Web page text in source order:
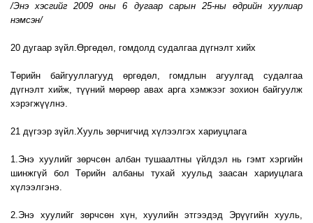
/Энэ хэсгийг 2009 оны 6 дугаар сарын 25-ны өдрийн хуулиар
нэмсэн/
20 дугаар зүйл.Өргөдөл, гомдолд судалгаа дүгнэлт хийх
Төрийн байгууллагууд өргөдөл, гомдлын агуулгад судалгаа
дүгнэлт хийж, түүний мөрөөр авах арга хэмжээг зохион байгуулж
хэрэгжүүлнэ.
21 дүгээр зүйл.Хууль зөрчигчид хүлээлгэх хариуцлага
1.Энэ хуулийг зөрчсөн албан тушаалтны үйлдэл нь гэмт хэргийн
шинжгүй бол Төрийн албаны тухай хуульд заасан хариуцлага
хүлээлгэнэ.
2.Энэ хуулийг зөрчсөн хүн, хуулийн этгээдэд Эрүүгийн хууль,